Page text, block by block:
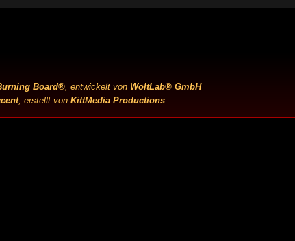
Board®, entwickelt von WoltLab® GmbH
, erstellt von KittMedia Productions